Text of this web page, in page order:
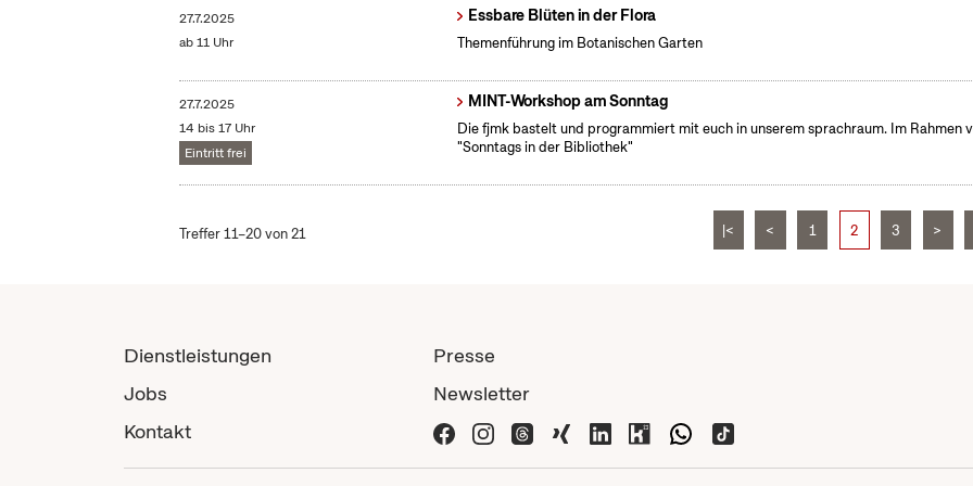
27.7.2025
ab 11 Uhr
Essbare Blüten in der Flora
Themenführung im Botanischen Garten
27.7.2025
14 bis 17 Uhr
Eintritt frei
MINT-Workshop am Sonntag
Die fjmk bastelt und programmiert mit euch in unserem sprachraum. Im Rahmen
"Sonntags in der Bibliothek"
Treffer 11–20 von 21 |< < 1 2 3 >
Dienstleistungen
Jobs
Kontakt
Presse
Newsletter